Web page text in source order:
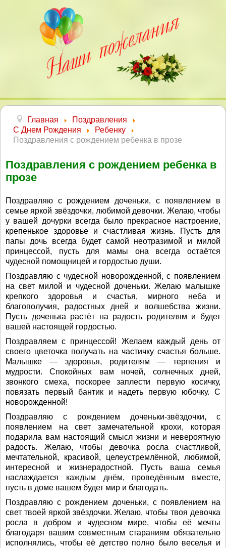
Главная
Поздравления
С Днем Рождения
Ребенку
Поздравления с рождением ребенка в прозе
Поздравления с рождением ребенка в
прозе
Поздравляю с рождением доченьки, с появлением в
семье яркой звёздочки, любимой девочки. Желаю, чтобы
у вашей дочурки всегда было прекрасное настроение,
крепенькое здоровье и счастливая жизнь. Пусть для
папы дочь всегда будет самой неотразимой и милой
принцессой, пусть для мамы она всегда остаётся
чудесной помощницей и гордостью души.
Поздравляю с чудесной новорожденной, с появлением
на свет милой и чудесной доченьки. Желаю малышке
крепкого здоровья и счастья, мирного неба и
благополучия, радостных дней и волшебства жизни.
Пусть доченька растёт на радость родителям и будет
вашей настоящей гордостью.
Поздравляем с принцессой! Желаем каждый день от
своего цветочка получать на частичку счастья больше.
Малышке — здоровья, родителям — терпения и
мудрости. Спокойных вам ночей, солнечных дней,
звонкого смеха, поскорее заплести первую косичку,
повязать первый бантик и надеть первую юбочку. С
новорожденной!
Поздравляю с рождением доченьки-звёздочки, с
появлением на свет замечательной крохи, которая
подарила вам настоящий смысл жизни и невероятную
радость. Желаю, чтобы девочка росла счастливой,
мечтательной, красивой, целеустремлённой, любимой,
интересной и жизнерадостной. Пусть ваша семья
наслаждается каждым днём, проведённым вместе,
пусть в доме вашем будет мир и благодать.
Поздравляю с рождением доченьки, с появлением на
свет твоей яркой звёздочки. Желаю, чтобы твоя девочка
росла в добром и чудесном мире, чтобы её мечты
благодаря вашим совместным стараниям обязательно
исполнялись, чтобы её детство полно было веселья и